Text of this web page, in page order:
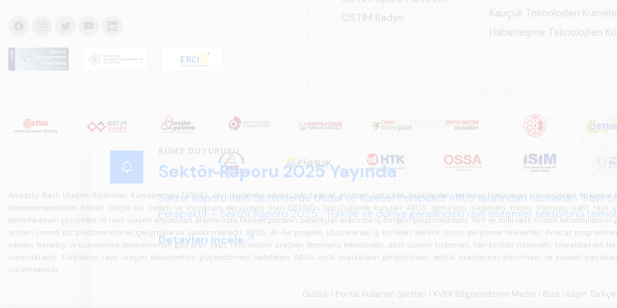
KÜME DUYURUSU
Sektör Raporu 2025 Yayında
Sektör Raporu Raylı Sistemlerde Ulusal ve Küresel Perspektif ARUS tarafından hazırlanan "Raylı
Perspektif – Sektör Raporu 2025", Türkiye ve dünya genelindeki raylı sistemler sektörünü
gelecek perspektifi açısından kapsamlı biçimde ele alan bir referans çalışmasıdır.
Detayları incele
OSTİM Radyo
Kauçuk Teknolojileri
Haberleşme Teknolojileri
Anadolu Raylı Ulaşım Sistemleri Kümelenmesi (ARUS), raylı sistemler sektöründe faaliyet gösteren üreticileri, tedarikçileri, teknoloji firmalarını, üniversiteleri ve
kümelenmelerinden biridir. Güçlü bir üretim ve inovasyon ekosistemi olan OSTİM'in öncülüğünde kurulan ARUS; demiryolu sistemleri, metro, tramvay, hafif raylı
elektrifikasyon çözümleri ve raylı ulaşım altyapıları alanlarında faaliyet gösteren paydaşlar arasında iş birliğini geliştirmektedir. Yerli ve milli raylı sistem
artıran önemli bir platform olarak çalışmalarını sürdürmektedir. ARUS; Ar-Ge projeleri, uluslararası iş birlikleri, tedarik zinciri geliştirme faaliyetleri, ihracat
sanayi, teknoloji ve kümelenme deneyiminden güç alan yapı; raylı sistem araçları, demiryolu teknolojileri, akıllı ulaşım sistemleri, tren kontrol sistemleri, sinyalizasyon
sunmaktadır. Türkiye'nin raylı ulaşım ekosistemini güçlendirmeyi hedefleyen ARUS, milli markaların geliştirilmesi, yerlilik oranlarının artırılması ve küresel
yürütmektedir.
Gizlilik | Portal Kullanım Şartları | KVKK Bilgilendirme Metni | Bize Ulaşın Türkçe